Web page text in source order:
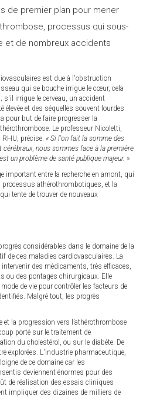
de premier plan pour mener
processus qui sous-
et de nombreux accidents
est due à l'obstruction
qui se bouche irrigue le cœur, cela
irrigue le cerveau, un accident
élevée et des séquelles souvent lourdes
pour but de faire progresser la
Le professeur Nicoletti,
précise. « Si l'on fait la somme des
nous sommes face à la première
un problème de santé publique majeur. »
important entre la recherche en amont, qui
athérothrombotiques, et la
tente de trouver de nouveaux
considérables dans le domaine de la
de ces maladies cardiovasculaires. La
des médicaments, très efficaces,
ou des pontages chirurgicaux. Elle
de vie pour contrôler les facteurs de
Malgré tout, les progrès
et la progression vers l’athérothrombose
porté sur le traitement de
du cholestérol, ou sur le diabète. De
explorées. L'industrie pharmaceutique,
de ce domaine car les
deviennent énormes pour des
de réalisation des essais cliniques
impliquer des dizaines de milliers de